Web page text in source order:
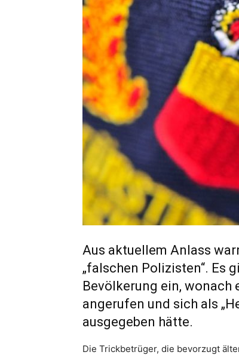
Aus aktuellem Anlass
„falschen Polizisten“. Es
Bevölkerung ein, wonach
angerufen und sich als
ausgegeben hätte.
Die Trickbetrüger, die bevorzugt